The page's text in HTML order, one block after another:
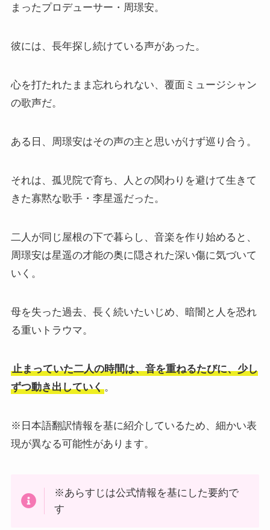
まったプロデューサー・周璟安。
彼には、長年探し続けている声があった。
心を打たれたまま忘れられない、覆面ミュージシャン
の歌声だ。
ある日、周璟安はその声の主と思いがけず巡り合う。
それは、孤児院で育ち、人との関わりを避けて生きて
きた寡黙な歌手・李星遥だった。
二人が同じ屋根の下で暮らし、音楽を作り始めると、
周璟安は星遥の才能の奥に隠された深い傷に気づいて
いく。
母を失った過去、長く続いたいじめ、暗闇と人を恐れ
る重いトラウマ。
止まっていた二人の時間は、音を重ねるたびに、少し
ずつ動き出していく。
※日本語翻訳情報を基に紹介しているため、細かい表
現が異なる可能性があります。
※あらすじは公式情報を基にした要約で
す